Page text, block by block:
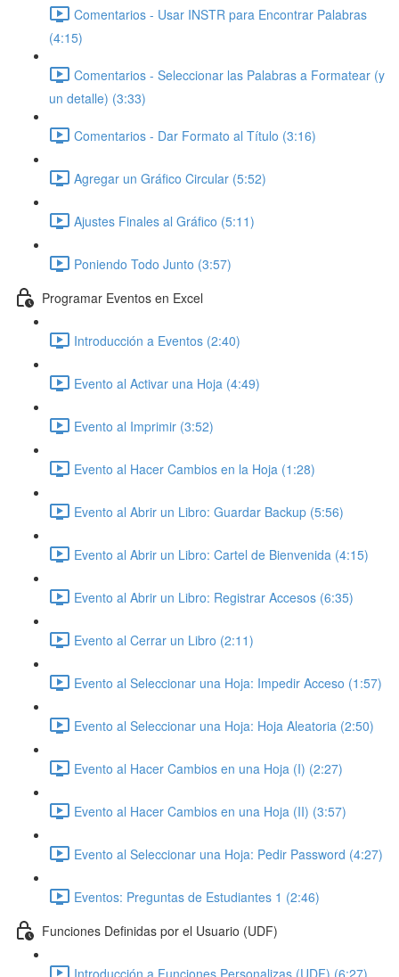
Comentarios - Usar INSTR para Encontrar Palabras
(4:15)
Comentarios - Seleccionar las Palabras a Formatear (y
un detalle) (3:33)
Comentarios - Dar Formato al Título (3:16)
Agregar un Gráfico Circular (5:52)
Ajustes Finales al Gráfico (5:11)
Poniendo Todo Junto (3:57)
Programar Eventos en Excel
Introducción a Eventos (2:40)
Evento al Activar una Hoja (4:49)
Evento al Imprimir (3:52)
Evento al Hacer Cambios en la Hoja (1:28)
Evento al Abrir un Libro: Guardar Backup (5:56)
Evento al Abrir un Libro: Cartel de Bienvenida (4:15)
Evento al Abrir un Libro: Registrar Accesos (6:35)
Evento al Cerrar un Libro (2:11)
Evento al Seleccionar una Hoja: Impedir Acceso (1:57)
Evento al Seleccionar una Hoja: Hoja Aleatoria (2:50)
Evento al Hacer Cambios en una Hoja (I) (2:27)
Evento al Hacer Cambios en una Hoja (II) (3:57)
Evento al Seleccionar una Hoja: Pedir Password (4:27)
Eventos: Preguntas de Estudiantes 1 (2:46)
Funciones Definidas por el Usuario (UDF)
Introducción a Funciones Personalizas (UDF) (6:27)